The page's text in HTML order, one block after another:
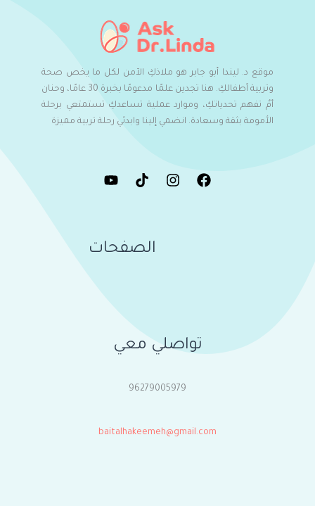
موقع د. ليندا أبو جابر هو ملاذكِ الآمن لكل ما يخص صحة
وتربية أطفالكِ. هنا تجدين علمًا مدعومًا بخبرة 30 عامًا، وحنان
أمٌ تفهم تحدياتكِ، وموارد عملية تساعدكِ تستمتعي برحلة
الأمومة بثقة وسعادة. انضمي إلينا وابدئي رحلة تربية مميزة
الصفحات
تواصلي معي
96279005979
baitalhakeemeh@gmail.com